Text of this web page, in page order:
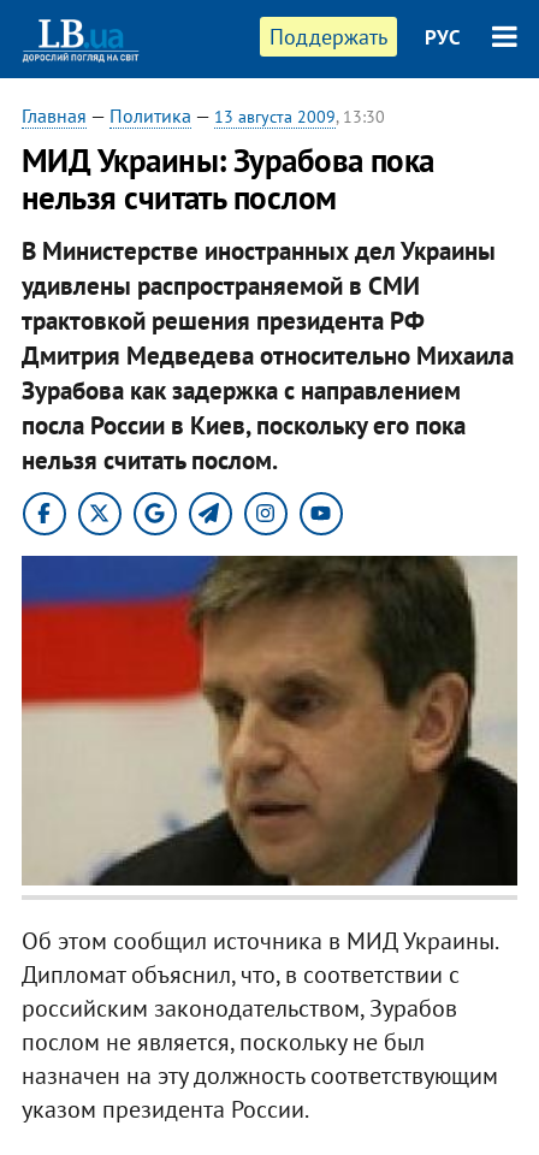
Поддержать РУС
Главная — Политика — 13 августа 2009, 13:30
МИД Украины: Зурабова пока
нельзя считать послом
В Министерстве иностранных дел Украины
удивлены распространяемой в СМИ
трактовкой решения президента РФ
Дмитрия Медведева относительно Михаила
Зурабова как задержка с направлением
посла России в Киев, поскольку его пока
нельзя считать послом.
Об этом сообщил источника в МИД Украины.
Дипломат объяснил, что, в соответствии с
российским законодательством, Зурабов
послом не является, поскольку не был
назначен на эту должность соответствующим
указом президента России.